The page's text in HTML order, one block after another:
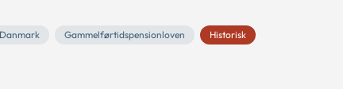
Gammelførtidspensionloven Historisk